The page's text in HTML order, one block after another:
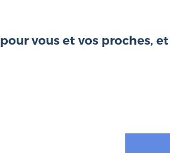
vous et vos proches,